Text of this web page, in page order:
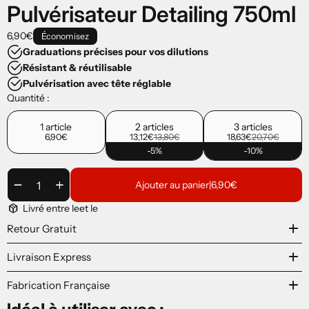
Pulvérisateur Detailing 750ml
6,90€ Économisez
Graduations précises pour vos dilutions
Résistant & réutilisable
Pulvérisation avec tête réglable
Quantité :
1 article
6,90€
2 articles
13,12€13,80€
-5%
3 articles
18,63€20,70€
-10%
remove add Ajouter au panier|6,90€
package_2 Livré entre leet le
Retour Gratuit add
Livraison Express add
Fabrication Française add